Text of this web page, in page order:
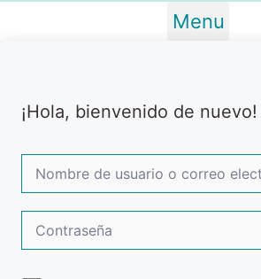
Menu
¡Hola, bienvenido de nuevo!